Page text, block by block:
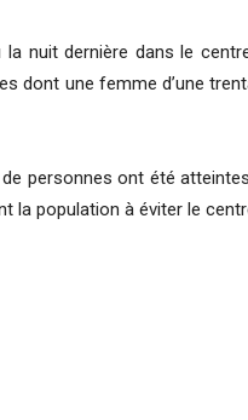
nuit dernière dans le
dont une femme d’une
personnes ont été
la population à éviter le